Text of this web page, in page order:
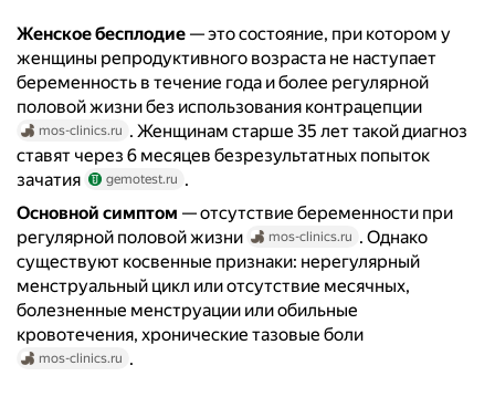
Женское бесплодие — это состояние, при котором у
женщины репродуктивного возраста не наступает
беременность в течение года и более регулярной
половой жизни без использования контрацепции
mos-clinics.ru . Женщинам старше 35 лет такой диагноз
ставят через 6 месяцев безрезультатных попыток
зачатия
gemotest.ru .
Основной симптом — отсутствие беременности при
регулярной половой жизни
mos-clinics.ru . Однако
существуют косвенные признаки: нерегулярный
менструальный цикл или отсутствие месячных,
болезненные менструации или обильные
кровотечения, хронические тазовые боли
mos-clinics.ru .